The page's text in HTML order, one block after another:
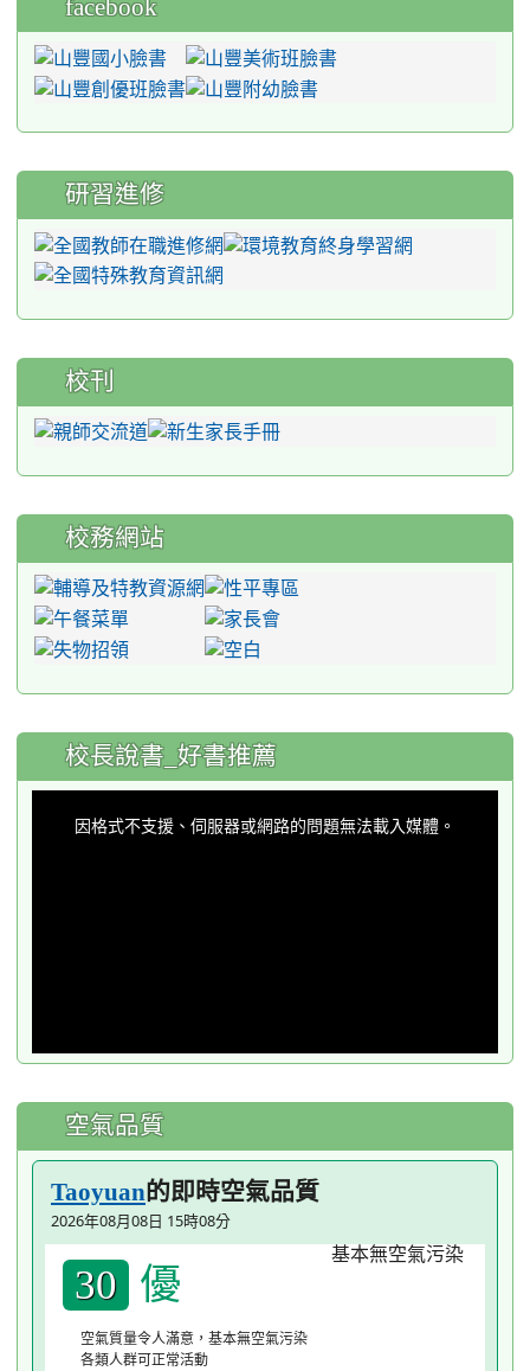
facebook
研習進修
校刊
校務網站
:::
校長說書_好書推薦
因格式不支援、伺服器或網路的問題無法載入媒體。
空氣品質
Taoyuan的即時空氣品質
2026年08月08日 15時08分
30 優
空氣質量令人滿意，基本無空氣污染
各類人群可正常活動